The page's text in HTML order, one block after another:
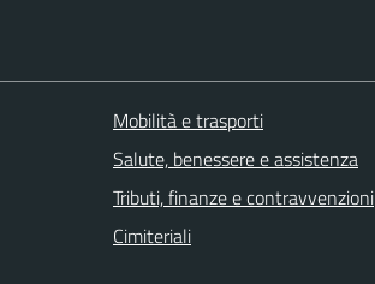
Mobilità e trasporti
Salute, benessere e assistenza
Tributi, finanze e contravvenzioni
Cimiteriali